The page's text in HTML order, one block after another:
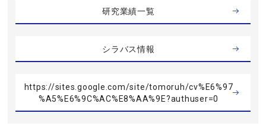
研究業績一覧
シラバス情報
https://sites.google.com/site/tomoruh/cv%E6%97
%A5%E6%9C%AC%E8%AA%9E?authuser=0